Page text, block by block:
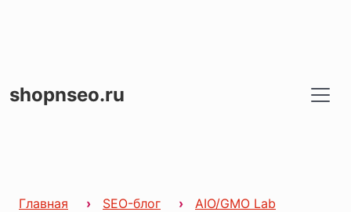
shopnseo.ru
Главная SEO-блог
AIO/GMO Lab